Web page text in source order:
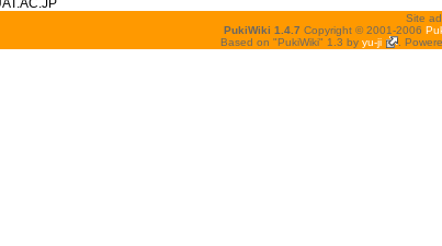
Site
PukiWiki 1.4.7 Copyright © 2001-2006
Based on "PukiWiki" 1.3 by yu-ji .